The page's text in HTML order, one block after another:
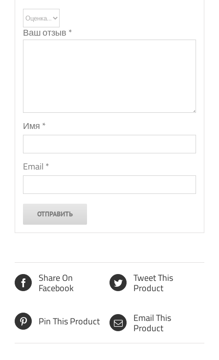
Ваш отзыв *
Имя *
Email *
Share On
Facebook
Tweet This
Product
Pin This Product Email This
Product